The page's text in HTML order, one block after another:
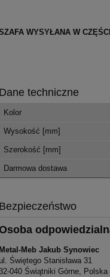
WYSYŁANA W
Dane techniczne
Kolor
Wysokość [mm]
Szerokość [mm]
Darmowa dostawa
Bezpieczeństwo
Metal-Meb Jakub Synowiec
ul. Świętego Stanisława 31
040 Świątniki Górne, Polska